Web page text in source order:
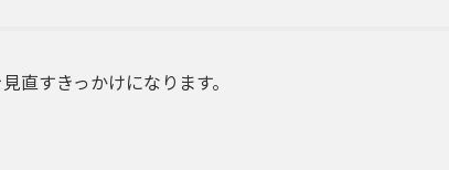
直すきっかけになります。